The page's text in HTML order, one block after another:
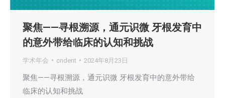
聚焦——寻根溯源，通元识微 牙根发育中
的意外带给临床的认知和挑战
学术年会 cndent 2024年8月23日
聚焦——寻根溯源，通元识微 牙根发育中的意外带给
临床的认知和挑战